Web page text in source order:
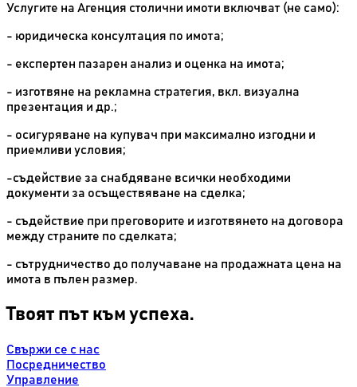
Услугите на Агенция столични имоти включват (не само):
- юридическа консултация по имота;
- експертен пазарен анализ и оценка на имота;
- изготвяне на рекламна стратегия, вкл. визуална
презентация и др.;
- осигуряване на купувач при максимално изгодни и
приемливи условия;
-съдействие за снабдяване всички необходими
документи за осъществяване на сделка;
- съдействие при преговорите и изготвянето на договора
между страните по сделката;
- сътрудничество до получаване на продажната цена на
имота в пълен размер.
Твоят път към успеха.
Свържи се с нас
Посредничество
Управление